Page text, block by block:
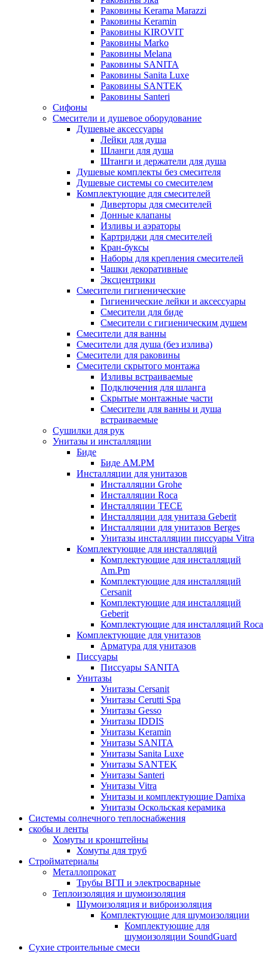
Раковины Kerama Marazzi
Раковины Keramin
Раковины KIROVIT
Раковины Marko
Раковины Melana
Раковины SANITA
Раковины Sanita Luxe
Раковины SANTEK
Раковины Santeri
Сифоны
Смесители и душевое оборудование
Душевые аксессуары
Лейки для душа
Шланги для душа
Штанги и держатели для душа
Душевые комплекты без смесителя
Душевые системы со смесителем
Комплектующие для смесителей
Диверторы для смесителей
Донные клапаны
Изливы и аэраторы
Картриджи для смесителей
Кран-буксы
Наборы для крепления смесителей
Чашки декоративные
Эксцентрики
Смесители гигиенические
Гигиенические лейки и аксессуары
Смесители для биде
Смесители с гигиеническим душем
Смесители для ванны
Смесители для душа (без излива)
Смесители для раковины
Смесители скрытого монтажа
Изливы встраиваемые
Подключения для шланга
Скрытые монтажные части
Смесители для ванны и душа
встраиваемые
Сушилки для рук
Унитазы и инсталляции
Биде
Биде AM.PM
Инсталляции для унитазов
Инсталляции Grohe
Инсталляции Roca
Инсталляции TECE
Инсталляции для унитаза Geberit
Инсталляции для унитазов Berges
Унитазы инсталляции писсуары Vitra
Комплектующие для инсталляций
Комплектующие для инсталляций
Am.Pm
Комплектующие для инсталляций
Cersanit
Комплектующие для инсталляций
Geberit
Комплектующие для инсталляций Roca
Комплектующие для унитазов
Арматура для унитазов
Писсуары
Писсуары SANITA
Унитазы
Унитазы Cersanit
Унитазы Cerutti Spa
Унитазы Gesso
Унитазы IDDIS
Унитазы Keramin
Унитазы SANITA
Унитазы Sanita Luxe
Унитазы SANTEK
Унитазы Santeri
Унитазы Vitra
Унитазы и комплектующие Damixa
Унитазы Оскольская керамика
Системы солнечного теплоснабжения
скобы и ленты
Хомуты и кронштейны
Хомуты для труб
Стройматериалы
Металлопрокат
Трубы ВГП и электросварные
Теплоизоляция и шумоизоляция
Шумоизоляция и виброизоляция
Комплектующие для шумоизоляции
Комплектующие для
шумоизоляции SoundGuard
Сухие строительные смеси